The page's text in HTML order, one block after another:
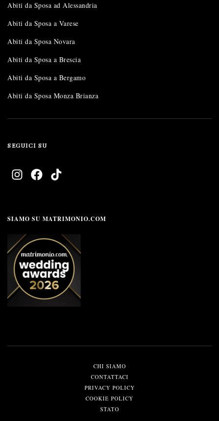
Abiti da Sposa ad Alessandria
Abiti da Sposa a Varese
Abiti da Sposa Novara
Abiti da Sposa a Brescia
Abiti da Sposa a Bergamo
Abiti da Sposa Monza Brianza
SEGUICI SU
SIAMO SU MATRIMONIO.COM
CHI SIAMO
CONTATTACI
PRIVACY POLICY
COOKIE POLICY
STATO